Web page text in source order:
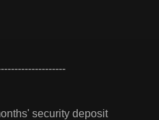
security deposit